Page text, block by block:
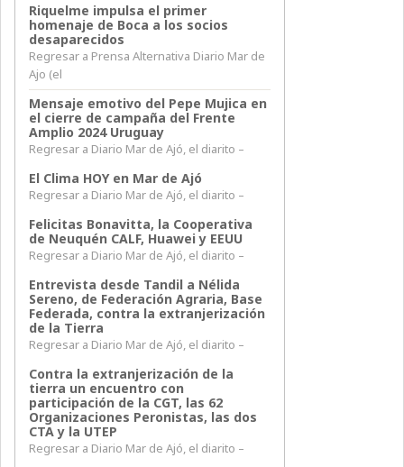
Riquelme impulsa el primer
homenaje de Boca a los socios
desaparecidos
Regresar a Prensa Alternativa Diario Mar de
Ajo (el
Mensaje emotivo del Pepe Mujica en
el cierre de campaña del Frente
Amplio 2024 Uruguay
Regresar a Diario Mar de Ajó, el diarito –
El Clima HOY en Mar de Ajó
Regresar a Diario Mar de Ajó, el diarito –
Felicitas Bonavitta, la Cooperativa
de Neuquén CALF, Huawei y EEUU
Regresar a Diario Mar de Ajó, el diarito –
Entrevista desde Tandil a Nélida
Sereno, de Federación Agraria, Base
Federada, contra la extranjerización
de la Tierra
Regresar a Diario Mar de Ajó, el diarito –
Contra la extranjerización de la
tierra un encuentro con
participación de la CGT, las 62
Organizaciones Peronistas, las dos
CTA y la UTEP
Regresar a Diario Mar de Ajó, el diarito –